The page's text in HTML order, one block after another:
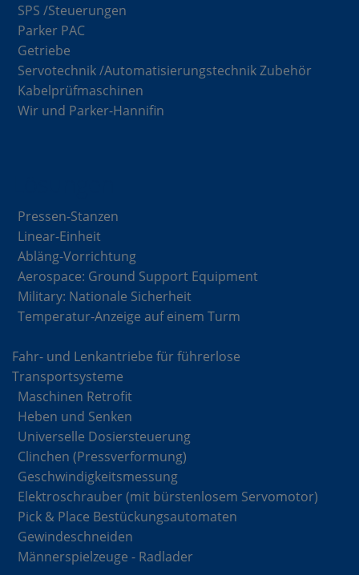
SPS /Steuerungen
Parker PAC
Getriebe
Servotechnik /Automatisierungstechnik Zubehör
Kabelprüfmaschinen
Wir und Parker-Hannifin
Pressen-Stanzen
Linear-Einheit
Abläng-Vorrichtung
Aerospace: Ground Support Equipment
Military: Nationale Sicherheit
Temperatur-Anzeige auf einem Turm
Fahr- und Lenkantriebe für führerlose
Transportsysteme
Maschinen Retrofit
Heben und Senken
Universelle Dosiersteuerung
Clinchen (Pressverformung)
Geschwindigkeitsmessung
Elektroschrauber (mit bürstenlosem Servomotor)
Pick & Place Bestückungsautomaten
Gewindeschneiden
Männerspielzeuge - Radlader